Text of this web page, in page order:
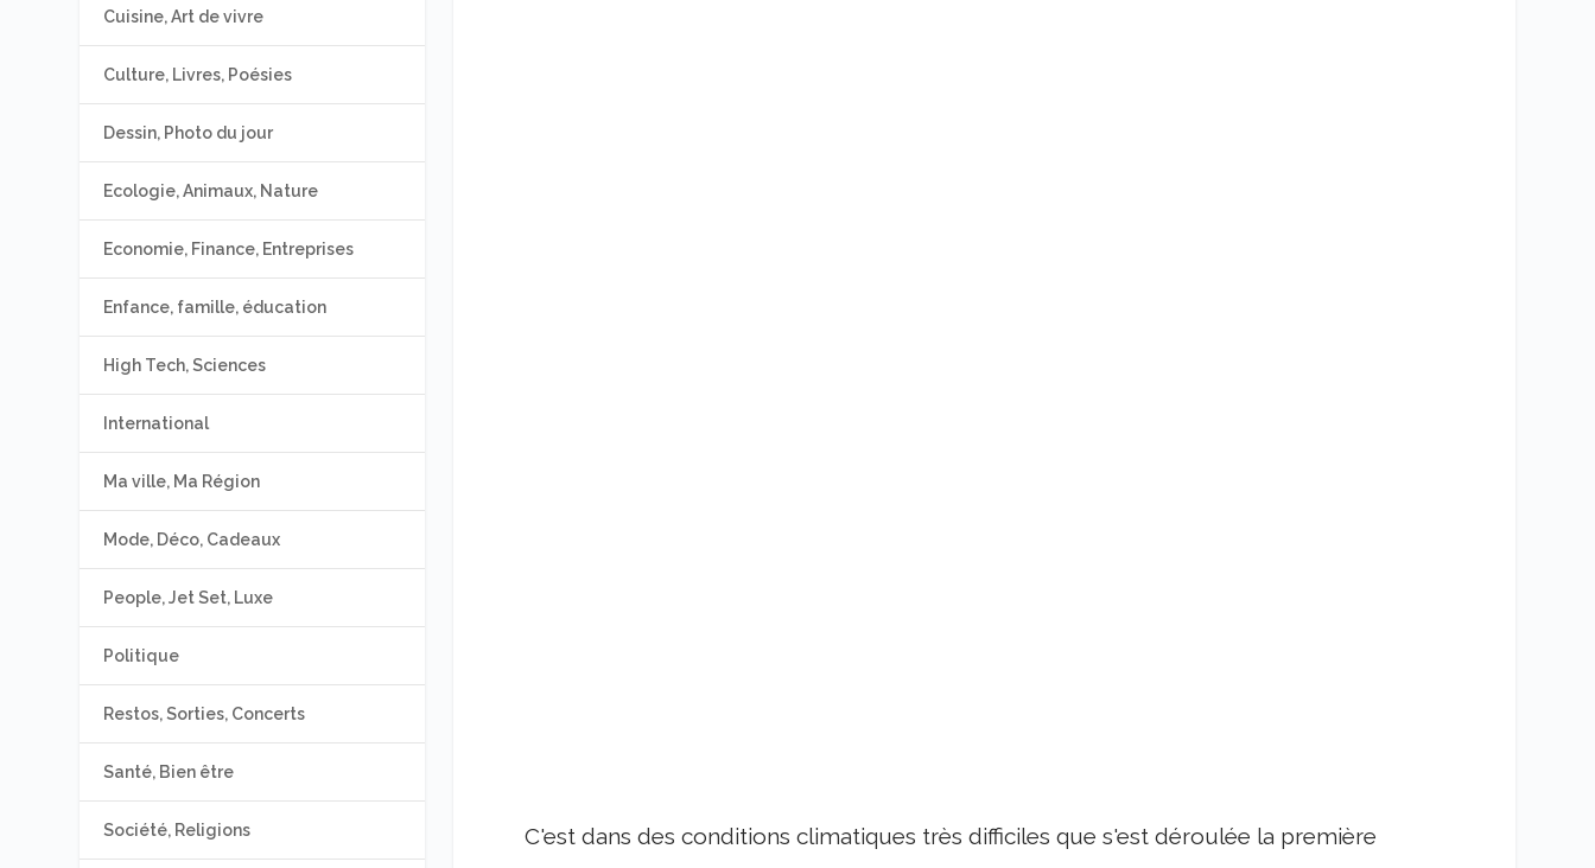
C'est dans des conditions climatiques très difficiles que s'est déroulée la première
Cuisine, Art de vivre
Culture, Livres, Poésies
Dessin, Photo du jour
Ecologie, Animaux, Nature
Economie, Finance, Entreprises
Enfance, famille, éducation
High Tech, Sciences
International
Ma ville, Ma Région
Mode, Déco, Cadeaux
People, Jet Set, Luxe
Politique
Restos, Sorties, Concerts
Santé, Bien être
Société, Religions